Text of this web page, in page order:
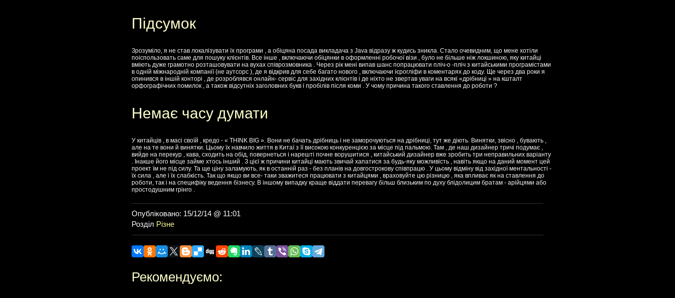
Підсумок
Зрозуміло, я не став локалізувати їх програми , а обіцяна посада викладача з Java відразу ж кудись зникла. Стало очевидним, що мене хотіли
поіспользовать саме для пошуку клієнтів. Все інше , включаючи обіцянки в оформленні робочої візи , було не більше ніж локшиною, яку китайці
вміють дуже грамотно розташовувати на вухах співрозмовника . Через рік мені випав шанс попрацювати пліч-о -пліч з китайськими програмістами
в одній міжнародній компанії (не аутсорс ), де я відкрив для себе багато нового , включаючи ієрогліфи в коментарях до коду. Ще через два роки я
опинився в іншій конторі , де розроблявся онлайн- сервіс для західних клієнтів і де ніхто не звертав уваги на всякі «дрібниці » на кшталт
орфографічних помилок , а також відсутніх заголовних букв і пробілів після коми . У чому причина такого ставлення до роботи ?
Немає часу думати
У китайців , в масі своїй , кредо - « THINK BIG ». Вони не бачать дрібниць і не заморочуються на дрібниці, тут же діють. Винятки, звісно , бувають ,
але на те вони й винятки. Цьому їх навчило життя в Китаї з її високою конкуренцією за місце під пальмою. Там , де наш дизайнер тричі подумає ,
вийде на перекур , кава, сходить на обід, повернеться і нарешті почне ворушитися , китайський дизайнер вже зробить три неправильних варіанту
. Інакше його місце займе хтось інший . З цієї ж причини китайці мають звичай хапатися за будь-яку можливість , навіть якщо на даний момент цей
проект їм не під силу. Та ще ціну заламують, як в останній раз - без планів на довгострокову співпрацю . У цьому відміну від західної ментальності -
їх сила , але і їх слабкість. Так що якщо ви все- таки зважитеся працювати з китайцями , враховуйте цю різницю , яка впливає як на ставлення до
роботи, так і на специфіку ведення бізнесу. В іншому випадку краще віддати перевагу більш близьким по духу блідолицим братам - арійцями або
простодушним грінго .
Опубліковано: 15/12/14 @ 11:01
Розділ Різне
Рекомендуємо: